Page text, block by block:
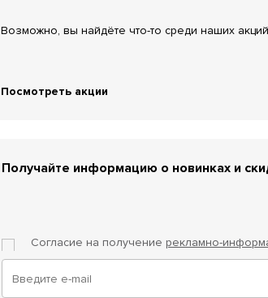
Возможно, вы найдёте что-то среди наших
Посмотреть акции
Получайте информацию о новинках и
Согласие на получение рекламно-